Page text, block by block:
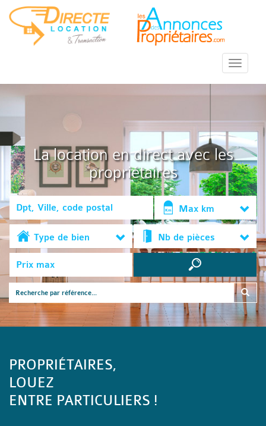
::Menu::
La location en direct avec les
propriétaires
Max km
Type de bien Nb de pièces
PROPRIÉTAIRES,
LOUEZ
ENTRE PARTICULIERS !